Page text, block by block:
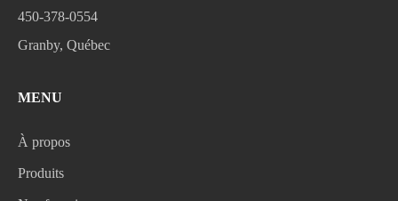
450-378-0554
Granby, Québec
MENU
À propos
Produits